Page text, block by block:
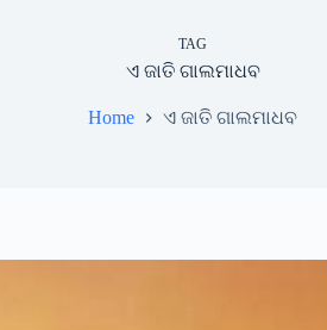
TAG
ଏ ଜାତି ଗାଲମାଧବ
Home ଏ ଜାତି ଗାଲମାଧବ